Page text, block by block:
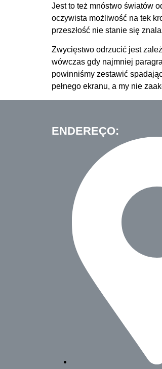
Jest to też mnóstwo światów
oczywista możliwość na tek
przeszłość nie stanie się
Zwycięstwo odrzucić jest
wówczas gdy najmniej
powinniśmy zestawić
pełnego ekranu, a my nie
ENDEREÇO: